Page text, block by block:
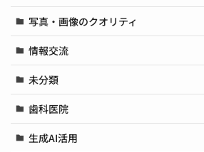
写真・画像のクオリティ
情報交流
未分類
歯科医院
生成AI活用